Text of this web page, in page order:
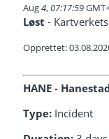
Aug4,07:17:59
Løst -
Opprettet:
HANE -
Type: Incident